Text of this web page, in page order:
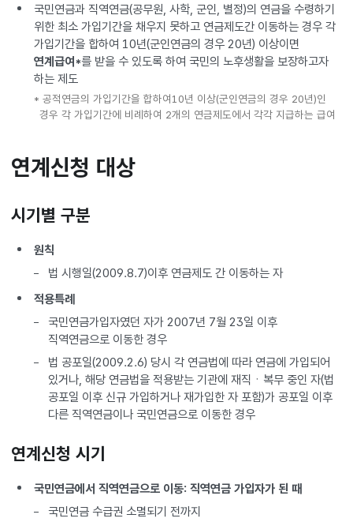
국민연금과 직역연금(공무원, 사학, 군인, 별정)의 연금을 수령하기
위한 최소 가입기간을 채우지 못하고 연금제도간 이동하는 경우 각
가입기간을 합하여 10년(군인연금의 경우 20년) 이상이면
연계급여*를 받을 수 있도록 하여 국민의 노후생활을 보장하고자
하는 제도
* 공적연금의 가입기간을 합하여10년 이상(군인연금의 경우 20년)인
경우 각 가입기간에 비례하여 2개의 연금제도에서 각각 지급하는 급여
연계신청 대상
시기별 구분
원칙
법 시행일(2009.8.7)이후 연금제도 간 이동하는 자
적용특례
국민연금가입자였던 자가 2007년 7월 23일 이후
직역연금으로 이동한 경우
법 공포일(2009.2.6) 당시 각 연금법에 따라 연금에 가입되어
있거나, 해당 연금법을 적용받는 기관에 재직ㆍ복무 중인 자(법
공포일 이후 신규 가입하거나 재가입한 자 포함)가 공포일 이후
다른 직역연금이나 국민연금으로 이동한 경우
연계신청 시기
국민연금에서 직역연금으로 이동: 직역연금 가입자가 된 때
국민연금 수급권 소멸되기 전까지